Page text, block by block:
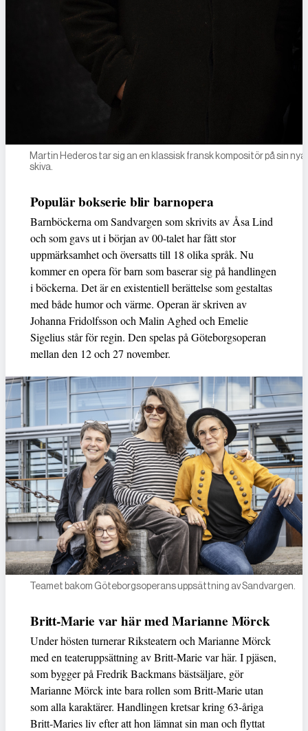
Martin Hederos tar sig an en klassisk fransk kompositör på sin nya
skiva.
Populär bokserie blir barnopera
Barnböckerna om Sandvargen som skrivits av Åsa Lind
och som gavs ut i början av 00-talet har fått stor
uppmärksamhet och översatts till 18 olika språk. Nu
kommer en opera för barn som baserar sig på handlingen
i böckerna. Det är en existentiell berättelse som gestaltas
med både humor och värme. Operan är skriven av
Johanna Fridolfsson och Malin Aghed och Emelie
Sigelius står för regin. Den spelas på Göteborgsoperan
mellan den 12 och 27 november.
Teamet bakom Göteborgsoperans uppsättning av Sandvargen.
Britt-Marie var här med Marianne Mörck
Under hösten turnerar Riksteatern och Marianne Mörck
med en teateruppsättning av Britt-Marie var här. I pjäsen,
som bygger på Fredrik Backmans bästsäljare, gör
Marianne Mörck inte bara rollen som Britt-Marie utan
som alla karaktärer. Handlingen kretsar kring 63-åriga
Britt-Maries liv efter att hon lämnat sin man och flyttat